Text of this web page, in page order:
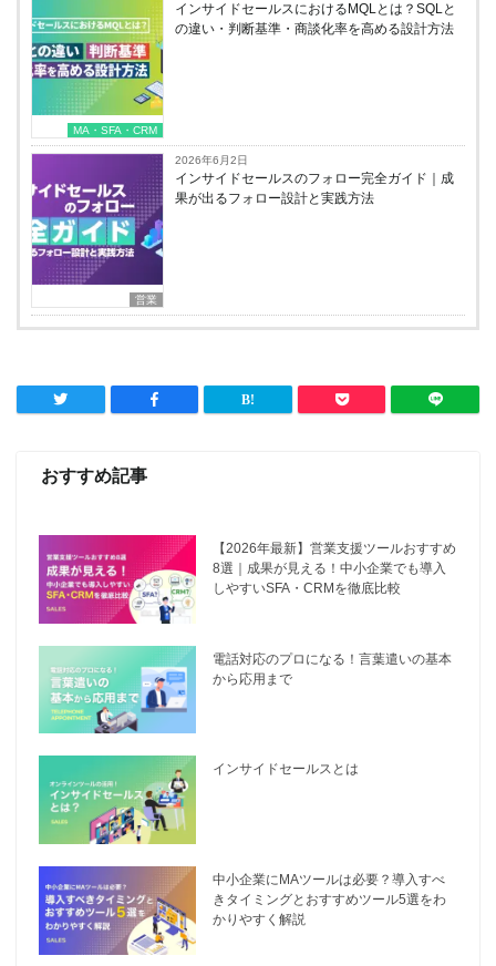
MA・SFA・CRM
インサイドセールスにおけるMQLとは？SQLと
の違い・判断基準・商談化率を高める設計方法
営業
2026年6月2日
インサイドセールスのフォロー完全ガイド｜成
果が出るフォロー設計と実践方法
おすすめ記事
【2026年最新】営業支援ツールおすすめ
8選｜成果が見える！中小企業でも導入
しやすいSFA・CRMを徹底比較
電話対応のプロになる！言葉遣いの基本
から応用まで
インサイドセールスとは
中小企業にMAツールは必要？導入すべ
きタイミングとおすすめツール5選をわ
かりやすく解説